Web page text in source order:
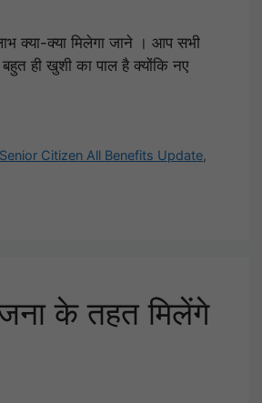
क्या-क्या मिलेगा जाने । आप सभी
ही खुशी का पाल है क्योंकि नए
Senior Citizen All Benefits Update,
के तहत मिलेंगे